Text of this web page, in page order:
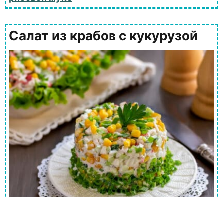
Салат из крабов с кукурузой